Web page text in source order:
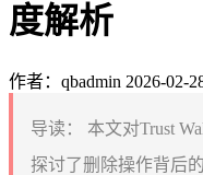
度解析
作者：qbadmin 2026-02-
导读：
本文对Trust
探讨了删除操作背后